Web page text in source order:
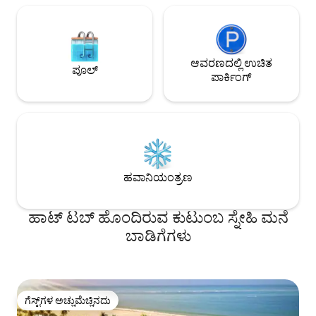
ಪೂಲ್
ಆವರಣದಲ್ಲಿ ಉಚಿತ
ಪಾರ್ಕಿಂಗ್
ಹವಾನಿಯಂತ್ರಣ
ಹಾಟ್ ಟಬ್ ಹೊಂದಿರುವ ಕುಟುಂಬ ಸ್ನೇಹಿ ಮನೆ
ಬಾಡಿಗೆಗಳು
ಗೆಸ್ಟ್‌ಗಳ ಅಚ್ಚುಮೆಚ್ಚಿನದು
ಗೆಸ್ಟ್‌ಗಳ ಅಚ್ಚುಮೆಚ್ಚಿನದು